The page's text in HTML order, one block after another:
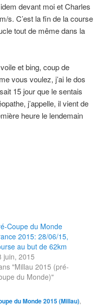
devant moi et Charles
s. C’est la fin de la course
tout de même dans la
et bing, coup de
vous voulez, j’ai le dos
15 jour que le sentais
j’appelle, il vient de
heure le lendemain
Coupe du Monde
2015: 28/06/15,
au but de 62km
juin, 2015
"Millau 2015 (pré-
du Monde)"
du Monde 2015 (Millau),